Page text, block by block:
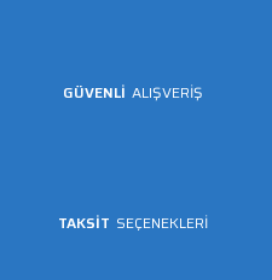
GÜVENLİ ALIŞVERİŞ
TAKSİT SEÇENEKLERİ